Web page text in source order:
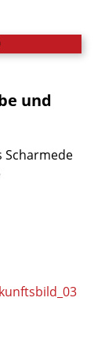
und
Scharmede